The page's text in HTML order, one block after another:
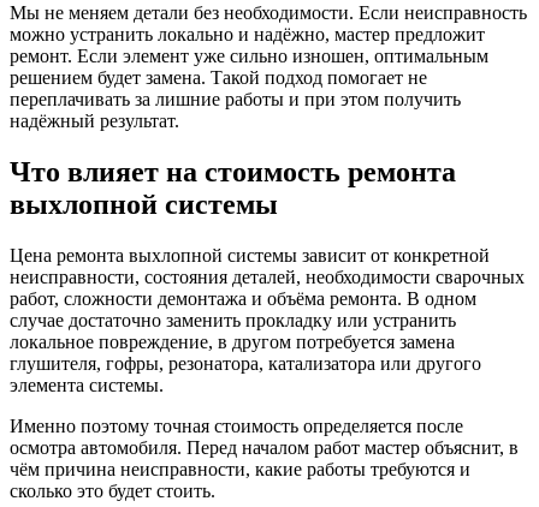
Мы не меняем детали без необходимости. Если неисправность
можно устранить локально и надёжно, мастер предложит
ремонт. Если элемент уже сильно изношен, оптимальным
решением будет замена. Такой подход помогает не
переплачивать за лишние работы и при этом получить
надёжный результат.
Что влияет на стоимость ремонта
выхлопной системы
Цена ремонта выхлопной системы зависит от конкретной
неисправности, состояния деталей, необходимости сварочных
работ, сложности демонтажа и объёма ремонта. В одном
случае достаточно заменить прокладку или устранить
локальное повреждение, в другом потребуется замена
глушителя, гофры, резонатора, катализатора или другого
элемента системы.
Именно поэтому точная стоимость определяется после
осмотра автомобиля. Перед началом работ мастер объяснит, в
чём причина неисправности, какие работы требуются и
сколько это будет стоить.